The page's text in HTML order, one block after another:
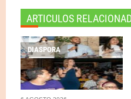
ARTICULOS
DIASPORA